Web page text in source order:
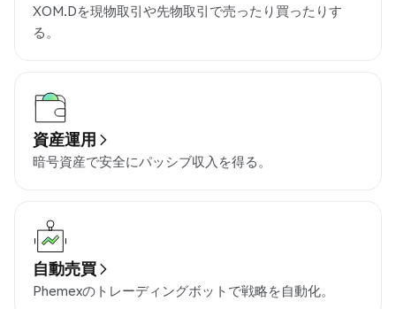
XOM.Dを現物取引や先物取引で売ったり買ったりす
る。
資産運用
暗号資産で安全にパッシブ収入を得る。
自動売買
Phemexのトレーディングボットで戦略を自動化。